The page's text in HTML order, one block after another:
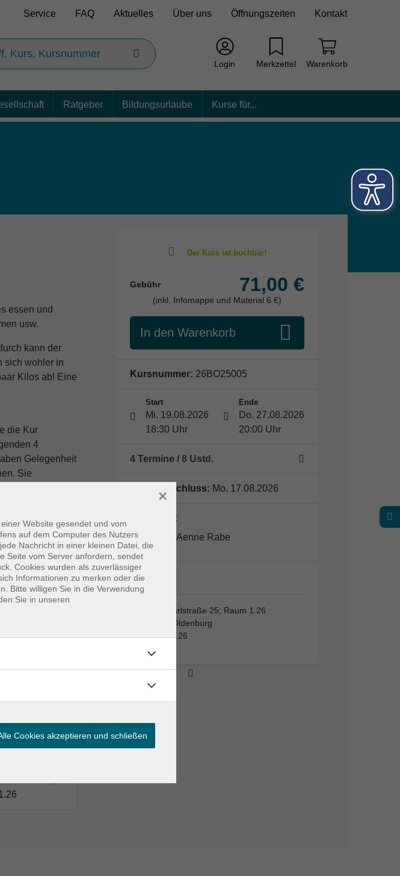
Service FAQ Aktuelles Über uns Öffnungszeiten Kontakt
Login Merkzettel Warenkorb
Ratgeber Bildungsurlaube Kurse für...
essen und
usw.
kann der
sich wohler in
Kilos ab! Eine
die Kur
4
Gelegenheit
Sie
zusätzlich an
können. In
25;
Gebühr 71,00 €
(inkl. Infomappe und Material 6 €)
In den Warenkorb
Kursnummer: 26BO25005
Start
Mi. 19.08.2026
18:30 Uhr
Ende
Do. 27.08.2026
20:00 Uhr
4 Termine / 8 Ustd.
Anmeldeschluss: Mo. 17.08.2026
Dozent*in:
Aenne Rabe
VHS,…
VHS, Karlstraße 25; Raum 1.26
26123 Oldenburg
Raum 1.26
Website gesendet und vom
auf dem Computer des Nutzers
Nachricht in einer kleinen Datei, die
Seite vom Server anfordern, sendet
Cookies wurden als zuverlässiger
Informationen zu merken oder die
Bitte willigen Sie in die Verwendung
Sie in unseren
×
Cookies akzeptieren und schließen